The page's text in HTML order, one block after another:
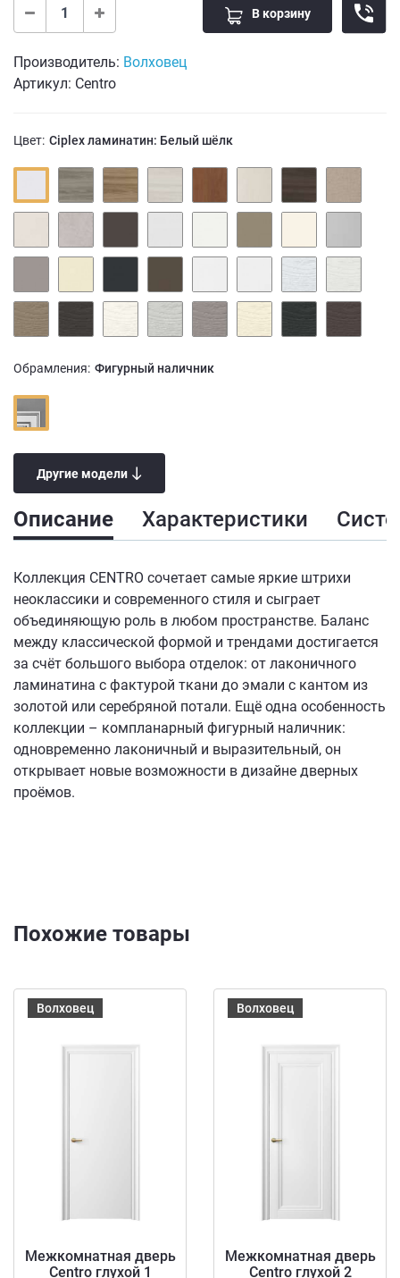
Описание Характеристики
Коллекция CENTRO сочетает самые яркие штрихи
неоклассики и современного стиля и сыграет
объединяющую роль в любом пространстве. Баланс
между классической формой и трендами достигается
за счёт большого выбора отделок: от лаконичного
ламинатина с фактурой ткани до эмали с кантом из
золотой или серебряной потали. Ещё одна особенность
коллекции – компланарный фигурный наличник:
одновременно лаконичный и выразительный, он
открывает новые возможности в дизайне дверных
проёмов.
В корзину
Производитель: Волховец
Артикул: Centro
Цвет: Ciplex ламинатин: Белый шёлк
Обрамления: Фигурный наличник
Другие модели
Похожие товары
Волховец
Межкомнатная дверь
Centro глухой 1
Волховец
Межкомнатная дверь
Centro глухой 2